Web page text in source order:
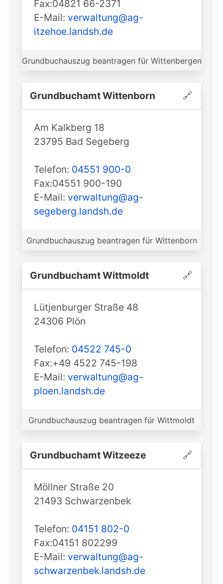
Fax:04821 66-2371
E-Mail: verwaltung@ag-
itzehoe.landsh.de
Grundbuchauszug beantragen für Wittenbergen
Grundbuchamt ️Wittenborn 🔗
Am Kalkberg 18
23795 Bad Segeberg
Telefon: 04551 900-0
Fax:04551 900-190
E-Mail: verwaltung@ag-
segeberg.landsh.de
Grundbuchauszug beantragen für Wittenborn
Grundbuchamt ️Wittmoldt 🔗
Lütjenburger Straße 48
24306 Plön
Telefon: 04522 745-0
Fax:+49 4522 745-198
E-Mail: verwaltung@ag-
ploen.landsh.de
Grundbuchauszug beantragen für Wittmoldt
Grundbuchamt ️Witzeeze 🔗
Möllner Straße 20
21493 Schwarzenbek
Telefon: 04151 802-0
Fax:04151 802299
E-Mail: verwaltung@ag-
schwarzenbek.landsh.de